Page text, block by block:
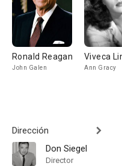
Ronald Reagan
John Galen
Viveca
Ann Gracy
Dirección
Don Siegel
Director